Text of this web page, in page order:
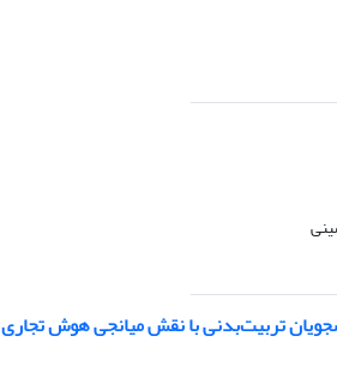
تربیت‌بدنی با نقش میانجی هوش تجاری